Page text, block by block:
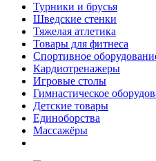
Турники и брусья
Шведские стенки
Тяжелая атлетика
Товары для фитнеса
Спортивное
Кардиотренажеры
Игровые столы
Гимнастическое
Детские товары
Единоборства
Массажёры